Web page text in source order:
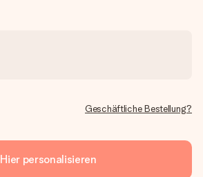
Geschäftliche Bestellung?
Hier personalisieren